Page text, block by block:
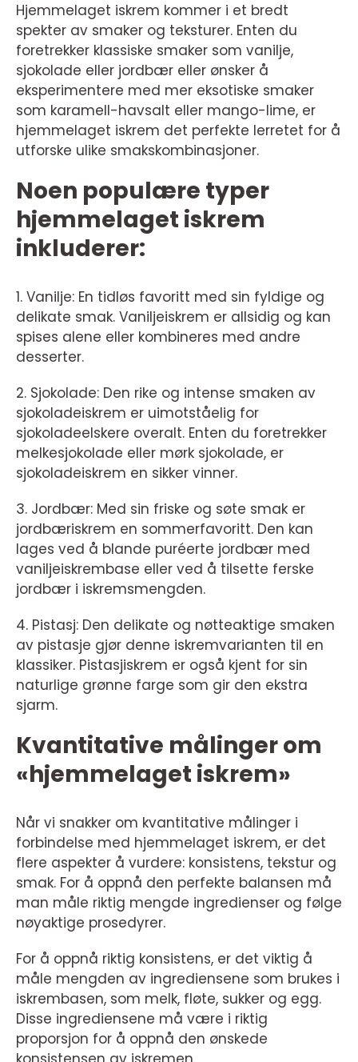
Hjemmelaget iskrem kommer i et bredt
spekter av smaker og teksturer. Enten du
foretrekker klassiske smaker som vanilje,
sjokolade eller jordbær eller ønsker å
eksperimentere med mer eksotiske smaker
som karamell-havsalt eller mango-lime, er
hjemmelaget iskrem det perfekte lerretet for å
utforske ulike smakskombinasjoner.
Noen populære typer
hjemmelaget iskrem
inkluderer:
1. Vanilje: En tidløs favoritt med sin fyldige og
delikate smak. Vaniljeiskrem er allsidig og kan
spises alene eller kombineres med andre
desserter.
2. Sjokolade: Den rike og intense smaken av
sjokoladeiskrem er uimotståelig for
sjokoladeelskere overalt. Enten du foretrekker
melkesjokolade eller mørk sjokolade, er
sjokoladeiskrem en sikker vinner.
3. Jordbær: Med sin friske og søte smak er
jordbæriskrem en sommerfavoritt. Den kan
lages ved å blande puréerte jordbær med
vaniljeiskrembase eller ved å tilsette ferske
jordbær i iskremsmengden.
4. Pistasj: Den delikate og nøtteaktige smaken
av pistasje gjør denne iskremvarianten til en
klassiker. Pistasjiskrem er også kjent for sin
naturlige grønne farge som gir den ekstra
sjarm.
Kvantitative målinger om
«hjemmelaget iskrem»
Når vi snakker om kvantitative målinger i
forbindelse med hjemmelaget iskrem, er det
flere aspekter å vurdere: konsistens, tekstur og
smak. For å oppnå den perfekte balansen må
man måle riktig mengde ingredienser og følge
nøyaktige prosedyrer.
For å oppnå riktig konsistens, er det viktig å
måle mengden av ingrediensene som brukes i
iskrembasen, som melk, fløte, sukker og egg.
Disse ingrediensene må være i riktig
proporsjon for å oppnå den ønskede